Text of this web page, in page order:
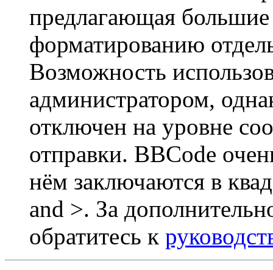
предлагающая
форматированию
Возможность
администратором,
отключен на уровне
отправки. BBCode
нём заключаются в
and >. За
обратитесь к